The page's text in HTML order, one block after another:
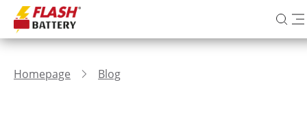
Homepage Blog